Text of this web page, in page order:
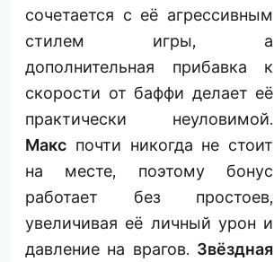
сочетается с её агрессивным
стилем игры, а
дополнительная прибавка к
скорости от баффи делает её
практически неуловимой.
Макс почти никогда не стоит
на месте, поэтому бонус
работает без простоев,
увеличивая её личный урон и
давление на врагов. Звёздная